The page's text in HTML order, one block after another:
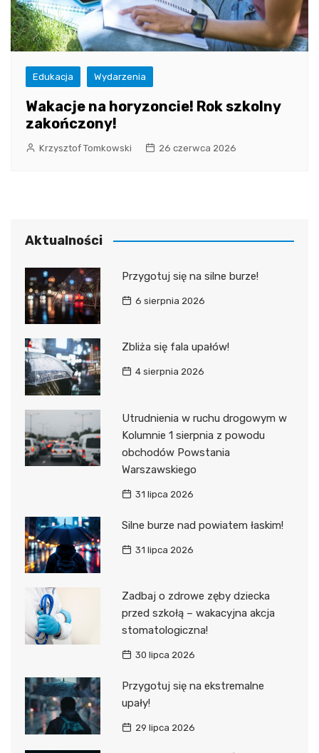
Edukacja Wydarzenia
Wakacje na horyzoncie! Rok szkolny
zakończony!
Krzysztof Tomkowski 26 czerwca 2026
Aktualności
Przygotuj się na silne burze!
6 sierpnia 2026
Zbliża się fala upałów!
4 sierpnia 2026
Utrudnienia w ruchu drogowym w
Kolumnie 1 sierpnia z powodu
obchodów Powstania
Warszawskiego
31 lipca 2026
Silne burze nad powiatem łaskim!
31 lipca 2026
Zadbaj o zdrowe zęby dziecka
przed szkołą – wakacyjna akcja
stomatologiczna!
30 lipca 2026
Przygotuj się na ekstremalne
upały!
29 lipca 2026